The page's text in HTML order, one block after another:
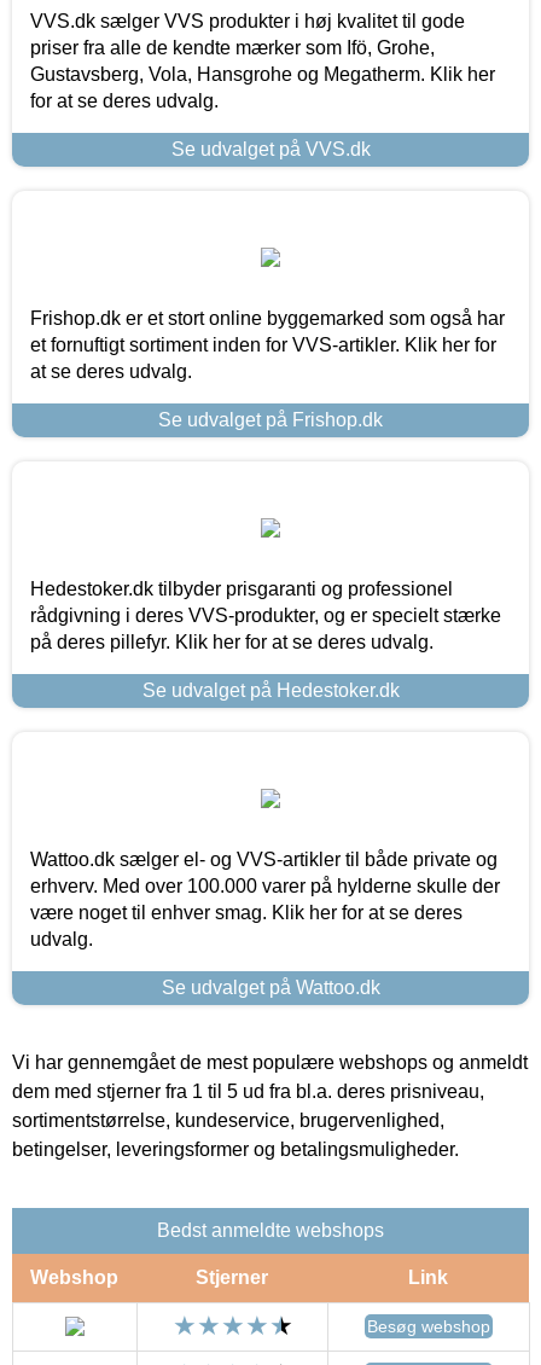
VVS.dk sælger VVS produkter i høj kvalitet til gode
priser fra alle de kendte mærker som Ifö, Grohe,
Gustavsberg, Vola, Hansgrohe og Megatherm. Klik her
for at se deres udvalg.
Se udvalget på VVS.dk
Frishop.dk er et stort online byggemarked som også har
et fornuftigt sortiment inden for VVS-artikler. Klik her for
at se deres udvalg.
Se udvalget på Frishop.dk
Hedestoker.dk tilbyder prisgaranti og professionel
rådgivning i deres VVS-produkter, og er specielt stærke
på deres pillefyr. Klik her for at se deres udvalg.
Se udvalget på Hedestoker.dk
Wattoo.dk sælger el- og VVS-artikler til både private og
erhverv. Med over 100.000 varer på hylderne skulle der
være noget til enhver smag. Klik her for at se deres
udvalg.
Se udvalget på Wattoo.dk
Vi har gennemgået de mest populære webshops og anmeldt
dem med stjerner fra 1 til 5 ud fra bl.a. deres prisniveau,
sortimentstørrelse, kundeservice, brugervenlighed,
betingelser, leveringsformer og betalingsmuligheder.
Bedst anmeldte webshops
Webshop Stjerner Link
Besøg webshop